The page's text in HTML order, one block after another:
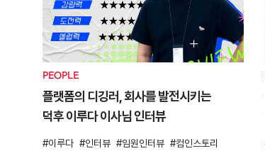
PEOPLE
플랫폼의 디깅러, 회사를 발전시키는
덕후 이루다 이사님 인터뷰
이루다 인터뷰 임원인터뷰 컴인스토리